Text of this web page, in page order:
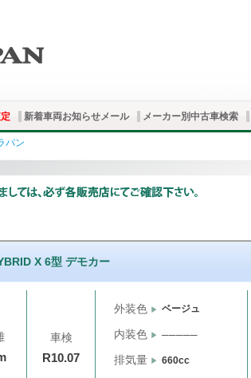
新着車両お知らせメール メーカー別中古車検索
パン
X 6型 デモカー
車検
R10.07
外装色 ベージュ
内装色 ─────
排気量 660cc